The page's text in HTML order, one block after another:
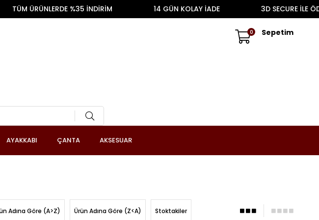
Sepetim
0
AYAKKABI ÇANTA AKSESUAR
Adına Göre (A>Z) Ürün Adına Göre (Z<A) Stoktakiler
%35 İNDİRİM 14 GÜN KOLAY İADE 3D SECURE İLE ÖDEME